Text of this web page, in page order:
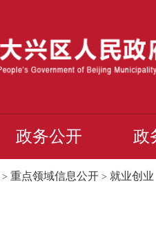
政务公开 政
> 重点领域信息公开 > 就业创业